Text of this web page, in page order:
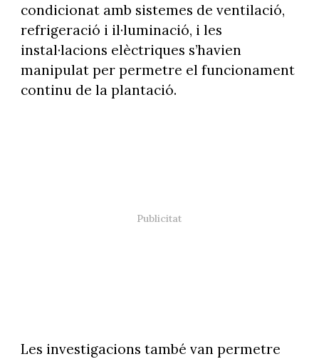
condicionat amb sistemes de ventilació,
refrigeració i il·luminació, i les
instal·lacions elèctriques s’havien
manipulat per permetre el funcionament
continu de la plantació.
Les investigacions també van permetre